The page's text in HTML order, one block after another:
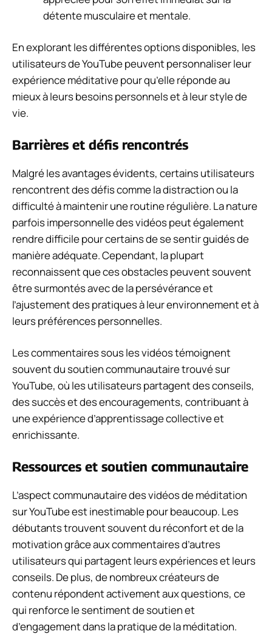
détente musculaire et mentale.
En explorant les différentes options disponibles, les
utilisateurs de YouTube peuvent personnaliser leur
expérience méditative pour qu’elle réponde au
mieux à leurs besoins personnels et à leur style de
vie.
Barrières et défis rencontrés
Malgré les avantages évidents, certains utilisateurs
rencontrent des défis comme la distraction ou la
difficulté à maintenir une routine régulière. La nature
parfois impersonnelle des vidéos peut également
rendre difficile pour certains de se sentir guidés de
manière adéquate. Cependant, la plupart
reconnaissent que ces obstacles peuvent souvent
être surmontés avec de la persévérance et
l’ajustement des pratiques à leur environnement et à
leurs préférences personnelles.
Les commentaires sous les vidéos témoignent
souvent du soutien communautaire trouvé sur
YouTube, où les utilisateurs partagent des conseils,
des succès et des encouragements, contribuant à
une expérience d’apprentissage collective et
enrichissante.
Ressources et soutien communautaire
L’aspect communautaire des vidéos de méditation
sur YouTube est inestimable pour beaucoup. Les
débutants trouvent souvent du réconfort et de la
motivation grâce aux commentaires d’autres
utilisateurs qui partagent leurs expériences et leurs
conseils. De plus, de nombreux créateurs de
contenu répondent activement aux questions, ce
qui renforce le sentiment de soutien et
d’engagement dans la pratique de la méditation.